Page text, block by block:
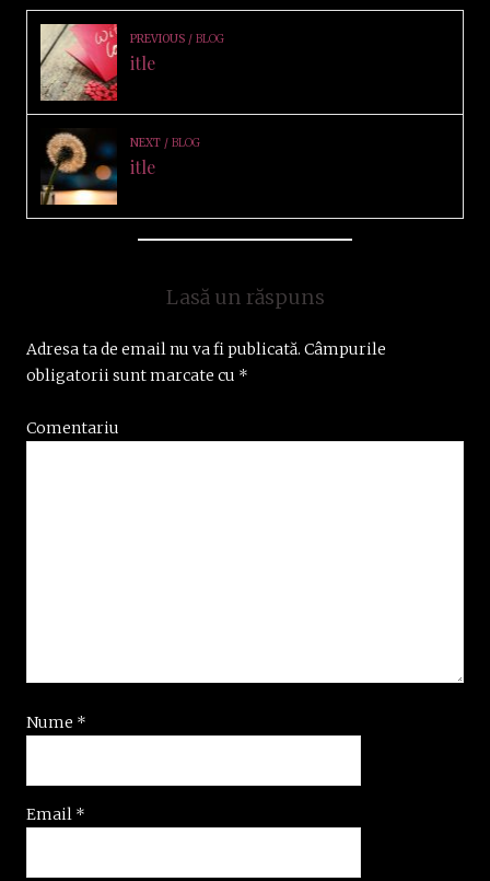
PREVIOUS BLOG
itle
NEXT BLOG
itle
Lasă un răspuns
Adresa ta de email nu va fi publicată. Câmpurile
obligatorii sunt marcate cu *
Comentariu
Nume *
Email *